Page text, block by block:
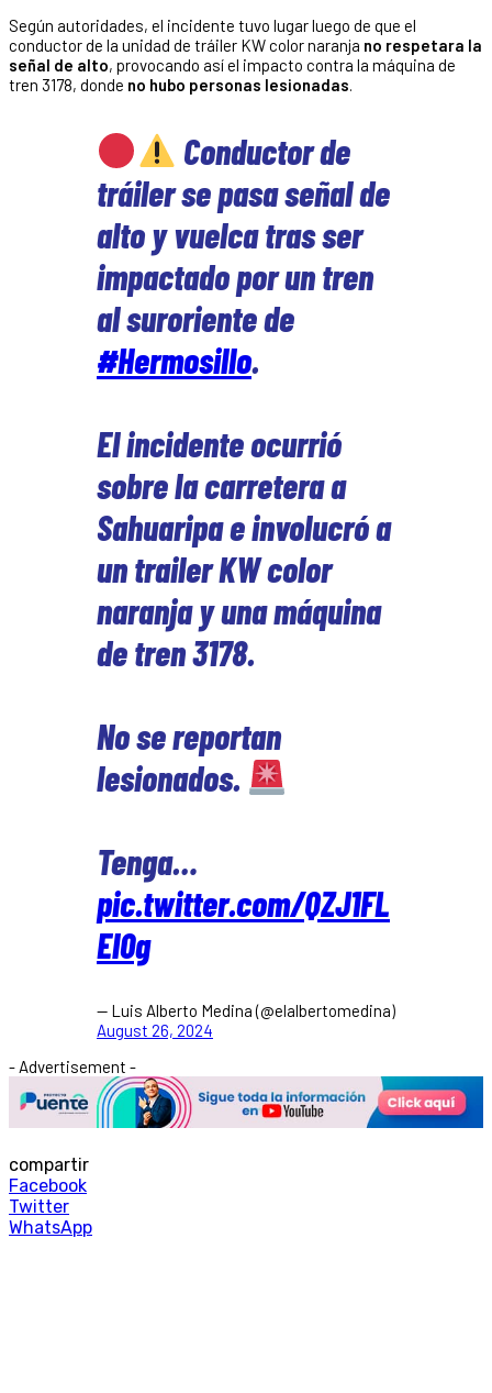
Según autoridades, el incidente tuvo lugar luego de que el
conductor de la unidad de tráiler KW color naranja no respetara la
señal de alto, provocando así el impacto contra la máquina de
tren 3178, donde no hubo personas lesionadas.
Conductor de
tráiler se pasa señal de
alto y vuelca tras ser
impactado por un tren
al suroriente de
#Hermosillo.
El incidente ocurrió
sobre la carretera a
Sahuaripa e involucró a
un trailer KW color
naranja y una máquina
de tren 3178.
No se reportan
lesionados.
Tenga…
pic.twitter.com/QZJ1FL
El0g
— Luis Alberto Medina (@elalbertomedina)
August 26, 2024
- Advertisement -
compartir
Facebook
Twitter
WhatsApp